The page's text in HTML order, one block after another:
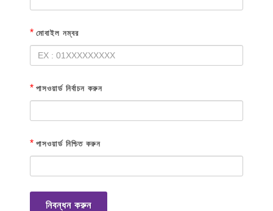
* মোবাইল নম্বর
* পাসওয়ার্ড নির্বাচন করুন
* পাসওয়ার্ড নিশ্চিত করুন
নিবন্ধন করুন